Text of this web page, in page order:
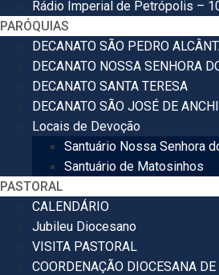
Rádio Imperial de Petrópolis –
PARÓQUIAS
DECANATO SÃO PEDRO
DECANATO NOSSA SENHORA
DECANATO SANTA TERESA
DECANATO SÃO JOSÉ DE
Locais de Devoção
Santuário Nossa Senhora
Santuário de Matosinhos
PASTORAL
CALENDÁRIO
Jubileu Diocesano
VISITA PASTORAL
COORDENAÇÃO DIOCESANA